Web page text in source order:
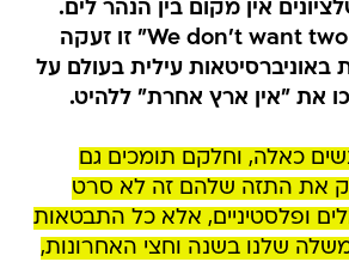
אין מקום בין הנהר לים.
"We don't want two state solution" זו זעקה
עילית בעולם על
את "אין ארץ אחרת" ללהיט.
כאלה, וחלקם תומכים גם
את התזה שלהם זה לא סרט
ופלסטיניים, אלא כל התבטאות
שלנו בשנה וחצי האחרונות,